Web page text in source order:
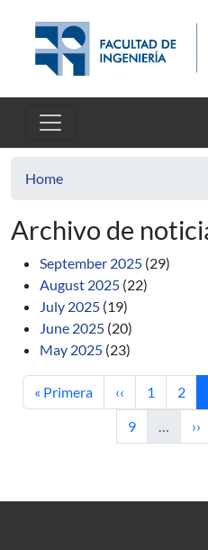
Home
Archivo de
September 2025 (29)
August 2025 (22)
July 2025 (19)
June 2025 (20)
May 2025 (23)
First page
« Primera Previous page
‹‹ Page
1 Page
2
Page
9 … ››